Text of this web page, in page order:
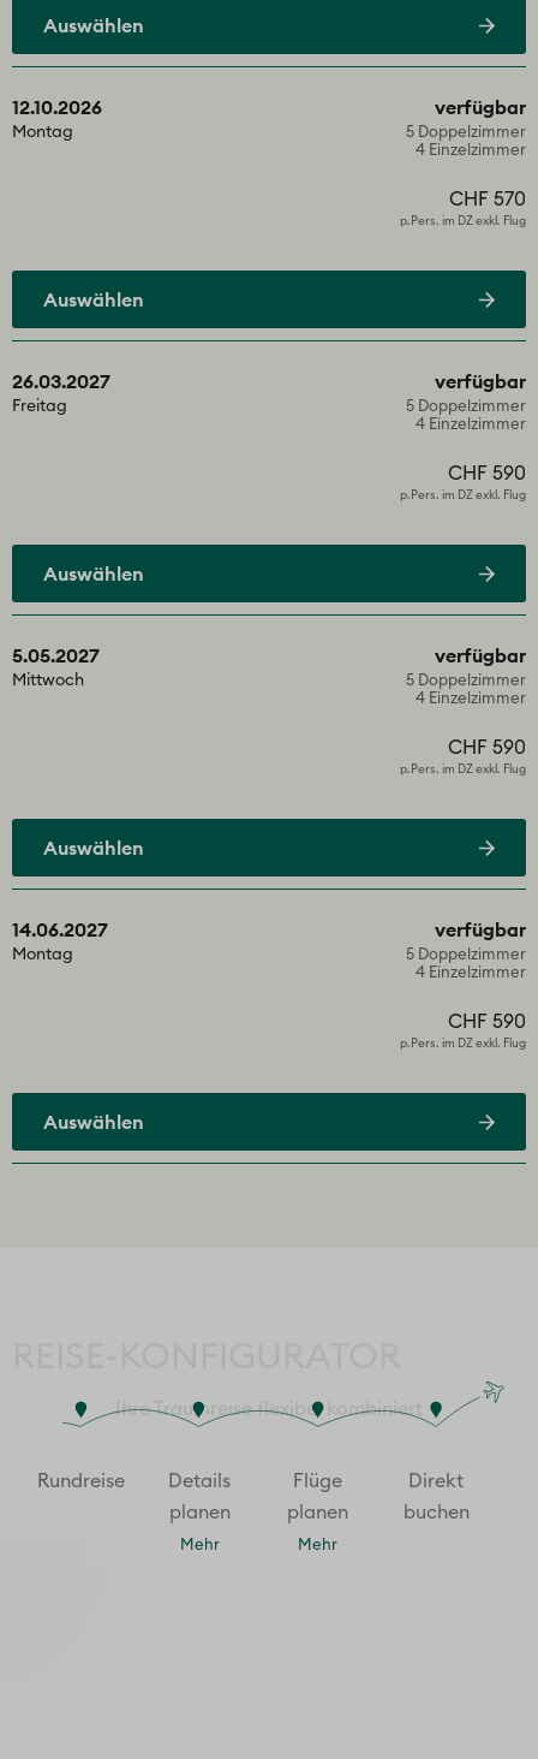
Auswählen
12.10.2026
Montag
verfügbar
5 Doppelzimmer
4 Einzelzimmer
CHF 570
p.Pers. im DZ exkl. Flug
Auswählen
26.03.2027
Freitag
verfügbar
5 Doppelzimmer
4 Einzelzimmer
CHF 590
p.Pers. im DZ exkl. Flug
Auswählen
5.05.2027
Mittwoch
verfügbar
5 Doppelzimmer
4 Einzelzimmer
CHF 590
p.Pers. im DZ exkl. Flug
Auswählen
14.06.2027
Montag
verfügbar
5 Doppelzimmer
4 Einzelzimmer
CHF 590
p.Pers. im DZ exkl. Flug
Auswählen
Ihre Traumreise flexibel kombiniert
Rund­reise
Details
planen
Mehr
Flüge
planen
Mehr
Direkt
buchen